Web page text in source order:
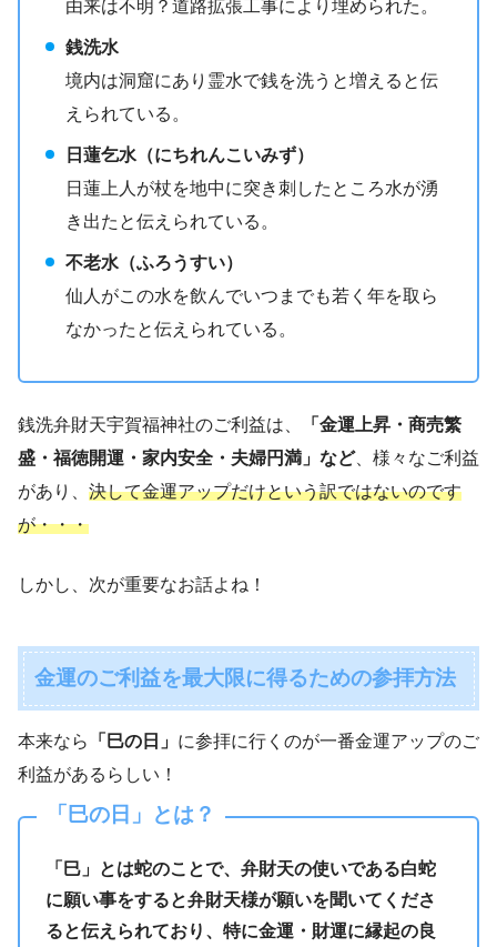
由来は不明？道路拡張工事により埋められた。
銭洗水
境内は洞窟にあり霊水で銭を洗うと増えると伝
えられている。
日蓮乞水（にちれんこいみず）
日蓮上人が杖を地中に突き刺したところ水が湧
き出たと伝えられている。
不老水（ふろうすい）
仙人がこの水を飲んでいつまでも若く年を取ら
なかったと伝えられている。
銭洗弁財天宇賀福神社のご利益は、
「金運上昇・商売繁
盛・福徳開運・家内安全・夫婦円満」など、様々なご利益
があり、 決して金運アップだけという訳ではないのです
が・・・
しかし、次が重要なお話よね！
金運のご利益を最大限に得るための参拝方法
本来なら 「巳の日」 に参拝に行くのが一番金運アップのご
利益があるらしい！
「巳の日」とは？
「巳」とは蛇のことで、弁財天の使いである白蛇
に願い事をすると弁財天様が願いを聞いてくださ
ると伝えられており、特に金運・財運に縁起の良